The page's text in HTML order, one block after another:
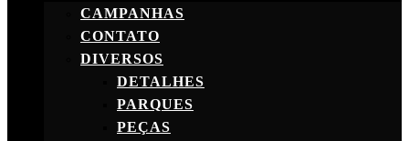
CAMPANHAS
CONTATO
DIVERSOS
DETALHES
PARQUES
PEÇAS